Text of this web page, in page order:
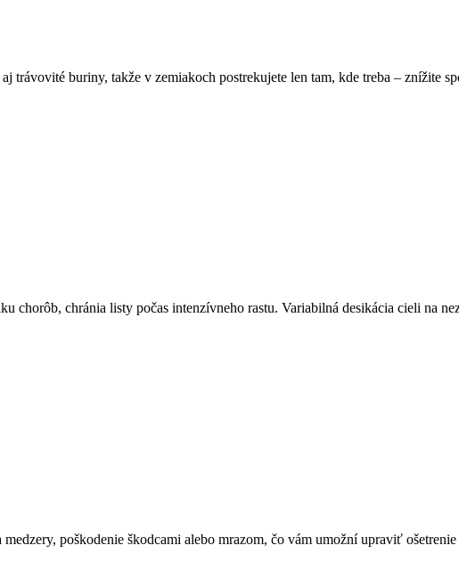
buriny, takže v zemiakoch postrekujete len tam, kde treba – znížite
chorôb, chránia listy počas intenzívneho rastu. Variabilná desikácia cieli na
poškodenie škodcami alebo mrazom, čo vám umožní upraviť